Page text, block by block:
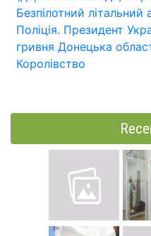
Безпілотний літальний
Поліція. Президент
гривня Донецька
Королівство